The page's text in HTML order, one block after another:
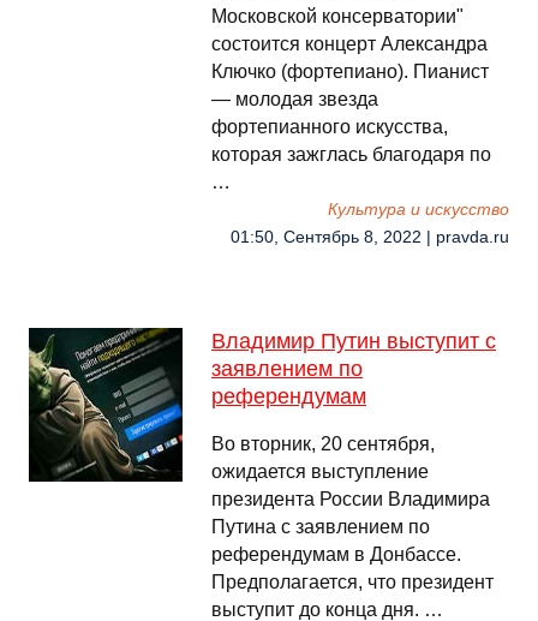
Московской консерватории"
состоится концерт Александра
Ключко (фортепиано). Пианист
— молодая звезда
фортепианного искусства,
которая зажглась благодаря по
…
Культура и искусство
01:50, Сентябрь 8, 2022 | pravda.ru
Владимир Путин выступит с
заявлением по
референдумам
Во вторник, 20 сентября,
ожидается выступление
президента России Владимира
Путина с заявлением по
референдумам в Донбассе.
Предполагается, что президент
выступит до конца дня. …